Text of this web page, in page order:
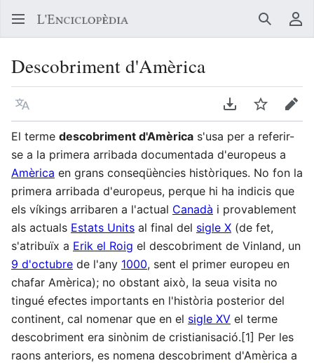
Buscar
Descobriment d'Amèrica
Llegir en un atre idioma Descarregar en
Vigilar
El terme descobriment d'Amèrica s'usa per a referir-
se a la primera arribada documentada d'europeus a
Amèrica en grans conseqüències històriques. No fon la
primera arribada d'europeus, perque hi ha indicis que
els víkings arribaren a l'actual Canadà i provablement
als actuals Estats Units al final del sigle X (de fet,
s'atribuïx a Erik el Roig el descobriment de Vinland, un
9 d'octubre de l'any 1000, sent el primer europeu en
chafar Amèrica); no obstant això, la seua visita no
tingué efectes importants en l'història posterior del
continent, cal nomenar que en el sigle XV el terme
descobriment era sinònim de cristianisació.[1] Per les
raons anteriors, es nomena descobriment d'Amèrica a